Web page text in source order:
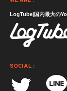
LogTube|国内最大の
SOCIAL :